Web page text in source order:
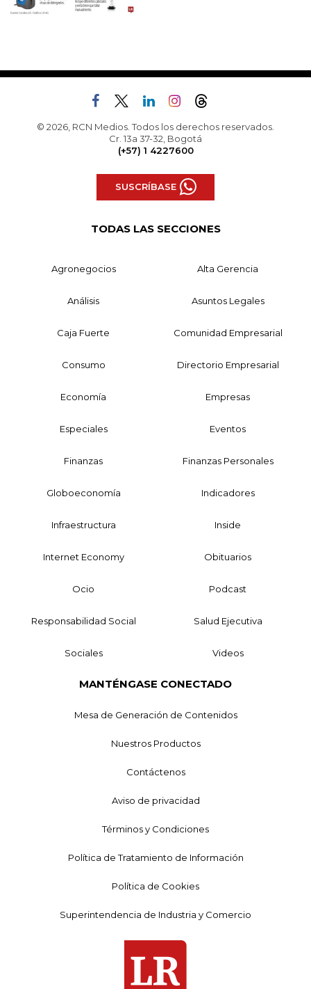
© 2026, RCN Medios. Todos los derechos reservados.
Cr. 13a 37-32, Bogotá
(+57) 1 4227600
SUSCRÍBASE
TODAS LAS SECCIONES
Agronegocios Alta Gerencia
Análisis Asuntos Legales
Caja Fuerte Comunidad Empresarial
Consumo Directorio Empresarial
Economía Empresas
Especiales Eventos
Finanzas Finanzas Personales
Globoeconomía Indicadores
Infraestructura Inside
Internet Economy Obituarios
Ocio Podcast
Responsabilidad Social Salud Ejecutiva
Sociales Videos
MANTÉNGASE CONECTADO
Mesa de Generación de Contenidos
Nuestros Productos
Contáctenos
Aviso de privacidad
Términos y Condiciones
Política de Tratamiento de Información
Política de Cookies
Superintendencia de Industria y Comercio